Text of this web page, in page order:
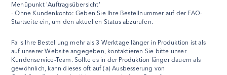
Menüpunkt 'Auftragsübersicht'
- Ohne Kundenkonto: Geben Sie Ihre Bestellnummer auf der FAQ-
Startseite ein, um den aktuellen Status abzurufen.
Falls Ihre Bestellung mehr als 3 Werktage länger in Produktion ist als
auf unserer Website angegeben, kontaktieren Sie bitte unser
Kundenservice-Team. Sollte es in der Produktion länger dauern als
gewöhnlich, kann dieses oft auf (a) Ausbesserung von